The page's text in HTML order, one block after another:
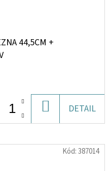
44,5CM +
KOŠÍKU
DETAIL
Kód:387014